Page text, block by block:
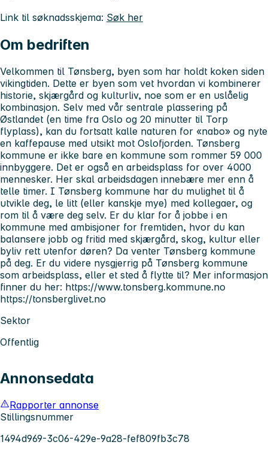
Link til søknadsskjema: Søk her
Om bedriften
Velkommen til Tønsberg, byen som har holdt koken siden
vikingtiden. Dette er byen som vet hvordan vi kombinerer
historie, skjærgård og kulturliv, noe som er en uslåelig
kombinasjon. Selv med vår sentrale plassering på
Østlandet (en time fra Oslo og 20 minutter til Torp
flyplass), kan du fortsatt kalle naturen for «nabo» og nyte
en kaffepause med utsikt mot Oslofjorden. Tønsberg
kommune er ikke bare en kommune som rommer 59 000
innbyggere. Det er også en arbeidsplass for over 4000
mennesker. Her skal arbeidsdagen innebære mer enn å
telle timer. I Tønsberg kommune har du mulighet til å
utvikle deg, le litt (eller kanskje mye) med kollegaer, og
rom til å være deg selv. Er du klar for å jobbe i en
kommune med ambisjoner for fremtiden, hvor du kan
balansere jobb og fritid med skjærgård, skog, kultur eller
byliv rett utenfor døren? Da venter Tønsberg kommune
på deg. Er du videre nysgjerrig på Tønsberg kommune
som arbeidsplass, eller et sted å flytte til? Mer informasjon
finner du her: https://www.tonsberg.kommune.no
https://tonsberglivet.no
Sektor
Offentlig
Annonsedata
Rapporter annonse
Stillingsnummer
1494d969-3c06-429e-9a28-fef809fb3c78